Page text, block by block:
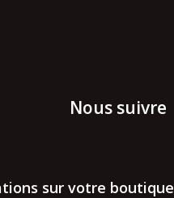
Nous suivre
sur votre boutique